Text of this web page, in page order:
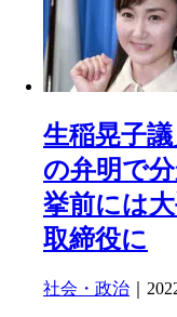
生稲晃子
の弁明で
挙前には
取締役に
社会・政治 ｜